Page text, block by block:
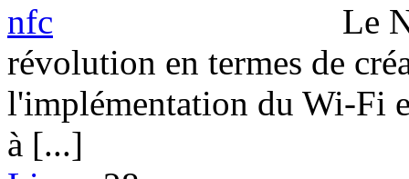
Le
révolution en termes de
l'implémentation du Wi-Fi
à [...]